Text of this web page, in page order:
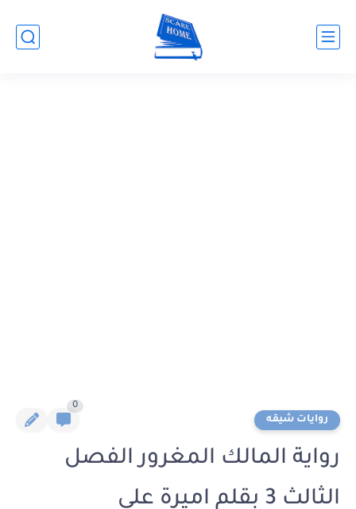
روايات شيقه
0
رواية المالك المغرور الفصل
الثالث 3 بقلم اميرة علي